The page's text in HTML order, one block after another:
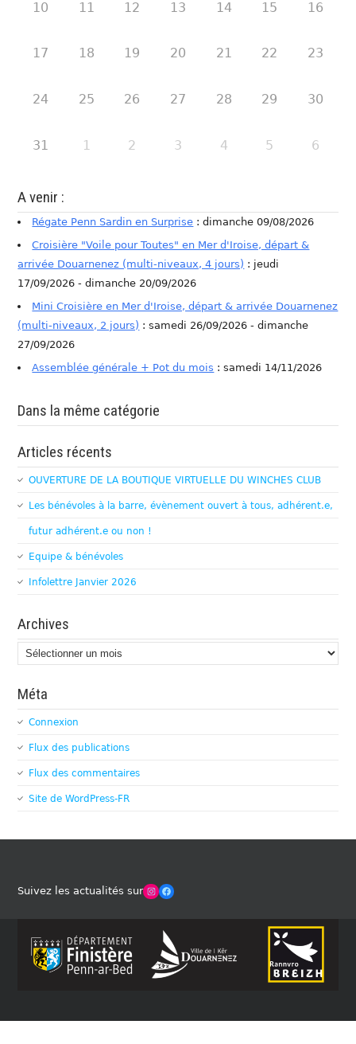
10 11 12 13 14 15 16
17 18 19 20 21 22 23
24 25 26 27 28 29 30
31 1 2 3 4 5 6
A venir :
Régate Penn Sardin en Surprise : dimanche 09/08/2026
Croisière "Voile pour Toutes" en Mer d'Iroise, départ &
arrivée Douarnenez (multi-niveaux, 4 jours) : jeudi
17/09/2026 - dimanche 20/09/2026
Mini Croisière en Mer d'Iroise, départ & arrivée Douarnenez
(multi-niveaux, 2 jours) : samedi 26/09/2026 - dimanche
27/09/2026
Assemblée générale + Pot du mois : samedi 14/11/2026
Dans la même catégorie
Articles récents
OUVERTURE DE LA BOUTIQUE VIRTUELLE DU WINCHES CLUB
Les bénévoles à la barre, évènement ouvert à tous, adhérent.e,
futur adhérent.e ou non !
Equipe & bénévoles
Infolettre Janvier 2026
Archives
Archives
Méta
Connexion
Flux des publications
Flux des commentaires
Site de WordPress-FR
Suivez les actualités surWinches Club OfficielFacebook